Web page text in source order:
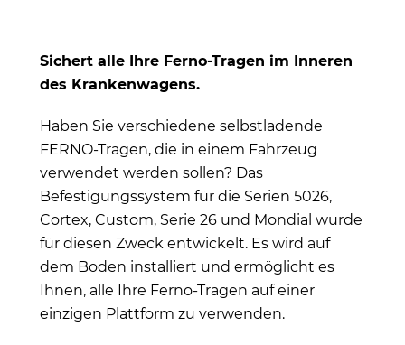
Sichert alle Ihre Ferno-Tragen im Inneren
des Krankenwagens.
Haben Sie verschiedene selbstladende
FERNO-Tragen, die in einem Fahrzeug
verwendet werden sollen? Das
Befestigungssystem für die Serien 5026,
Cortex, Custom, Serie 26 und Mondial wurde
für diesen Zweck entwickelt. Es wird auf
dem Boden installiert und ermöglicht es
Ihnen, alle Ihre Ferno-Tragen auf einer
einzigen Plattform zu verwenden.